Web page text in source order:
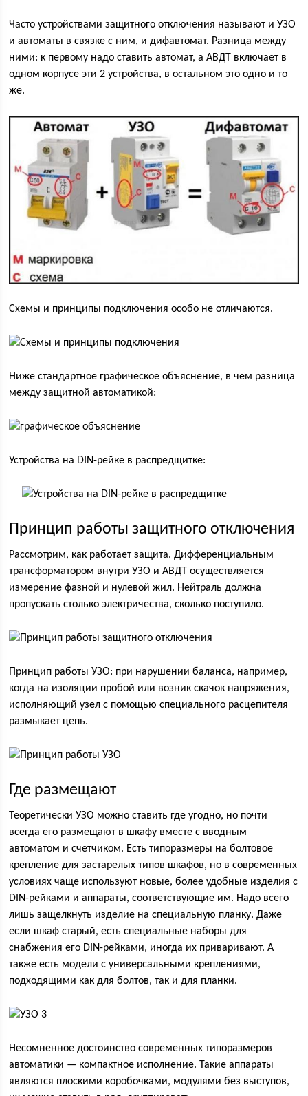
Часто устройствами защитного отключения называют и УЗО
и автоматы в связке с ним, и дифавтомат. Разница между
ними: к первому надо ставить автомат, а АВДТ включает в
одном корпусе эти 2 устройства, в остальном это одно и то
же.
Схемы и принципы подключения особо не отличаются.
Ниже стандартное графическое объяснение, в чем разница
между защитной автоматикой:
Устройства на DIN-рейке в распредщитке:
Принцип работы защитного отключения
Рассмотрим, как работает защита. Дифференциальным
трансформатором внутри УЗО и АВДТ осуществляется
измерение фазной и нулевой жил. Нейтраль должна
пропускать столько электричества, сколько поступило.
Принцип работы УЗО: при нарушении баланса, например,
когда на изоляции пробой или возник скачок напряжения,
исполняющий узел с помощью специального расцепителя
размыкает цепь.
Где размещают
Теоретически УЗО можно ставить где угодно, но почти
всегда его размещают в шкафу вместе с вводным
автоматом и счетчиком. Есть типоразмеры на болтовое
крепление для застарелых типов шкафов, но в современных
условиях чаще используют новые, более удобные изделия с
DIN-рейками и аппараты, соответствующие им. Надо всего
лишь защелкнуть изделие на специальную планку. Даже
если шкаф старый, есть специальные наборы для
снабжения его DIN-рейками, иногда их приваривают. А
также есть модели с универсальными креплениями,
подходящими как для болтов, так и для планки.
Несомненное достоинство современных типоразмеров
автоматики — компактное исполнение. Такие аппараты
являются плоскими коробочками, модулями без выступов,